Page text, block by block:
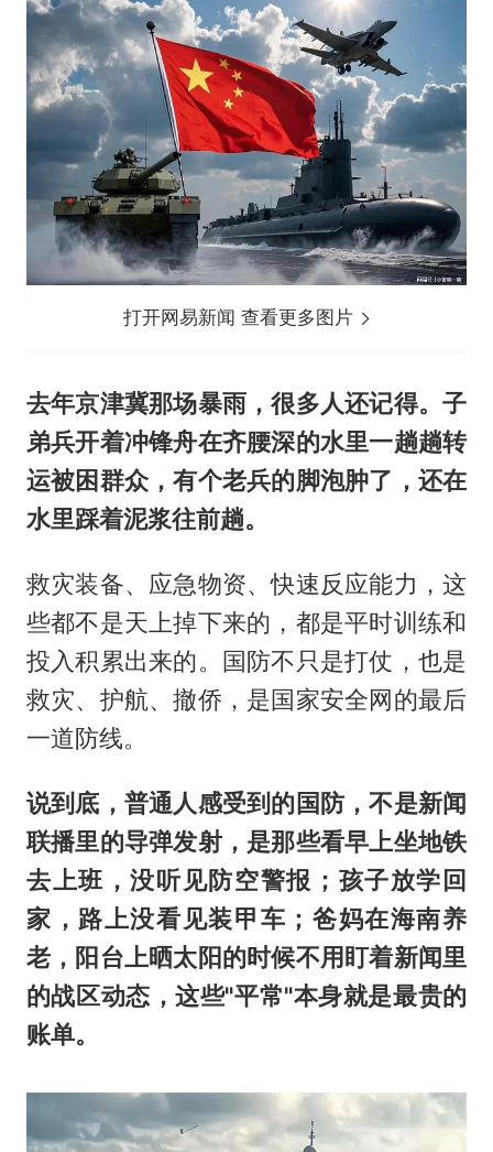
打开网易新闻 查看更多图片
去年京津冀那场暴雨，很多人还记得。子
弟兵开着冲锋舟在齐腰深的水里一趟趟转
运被困群众，有个老兵的脚泡肿了，还在
水里踩着泥浆往前趟。
救灾装备、应急物资、快速反应能力，这
些都不是天上掉下来的，都是平时训练和
投入积累出来的。国防不只是打仗，也是
救灾、护航、撤侨，是国家安全网的最后
一道防线。
说到底，普通人感受到的国防，不是新闻
联播里的导弹发射，是那些看早上坐地铁
去上班，没听见防空警报；孩子放学回
家，路上没看见装甲车；爸妈在海南养
老，阳台上晒太阳的时候不用盯着新闻里
的战区动态，这些"平常"本身就是最贵的
账单。